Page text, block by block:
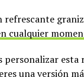
refrescante
cualquier
personalizar esta
una versión